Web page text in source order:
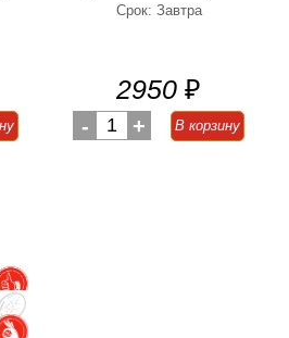
Срок: Завтра
2950 ₽
- 1 + В корзину